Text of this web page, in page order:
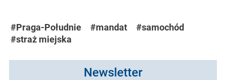
#Praga-Południe #mandat
#samochód
#straż miejska
Newsletter